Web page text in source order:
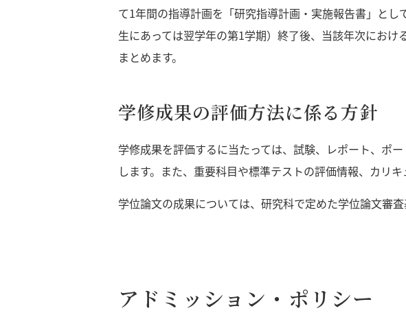
て1年間の指導計画を「研究指導計画・実施報告書」と
生にあっては翌学年の第1学期）終了後、当該年次にお
まとめます。
学修成果の評価方法に係る方針
学修成果を評価するに当たっては、試験、レポート、ポ
します。また、重要科目や標準テストの評価情報、カリ
学位論文の成果については、研究科で定めた学位論文審査
アドミッション・ポリシー